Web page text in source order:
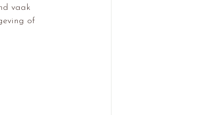
vaak
of